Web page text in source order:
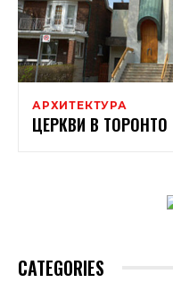
АРХИТЕКТУРА
ЦЕРКВИ В ТОРОНТО
CATEGORIES